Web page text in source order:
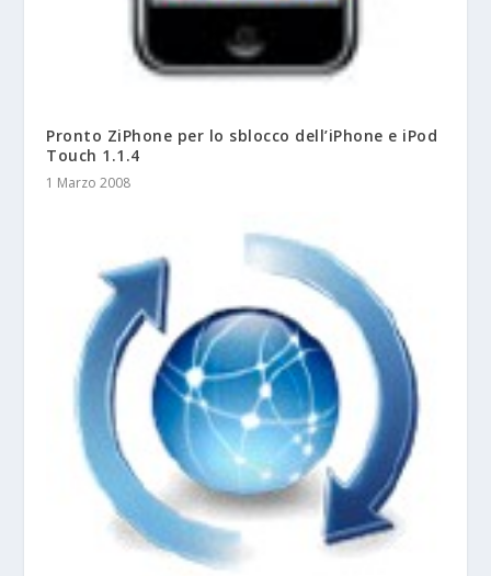
Pronto ZiPhone per lo sblocco dell’iPhone e iPod
Touch 1.1.4
1 Marzo 2008